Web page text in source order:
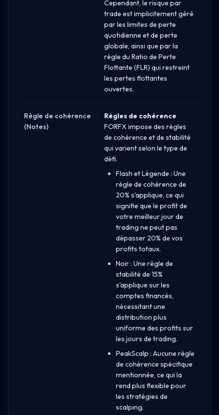
Cependant, le risque par
trade est implicitement géré
par les limites de perte
quotidienne et de perte
globale, ainsi que par la
règle du Ratio de Perte
Flottante (FLR) qui restreint
les pertes flottantes
ouvertes.
Règle de cohérence
(Notes)
Règles de cohérence
FORFX impose des règles
de cohérence et de stabilité
qui varient selon le type de
défi.
Flash et Légende : Une
règle de cohérence de
20% s'applique, ce qui
signifie que le profit de
votre meilleur jour de
trading ne peut pas
dépasser 20% de vos
profits totaux.
Noir : Une règle de
stabilité de 15%
s'applique sur les
comptes financés,
nécessitant une
distribution plus
uniforme des profits sur
les jours de trading.
PeakScalp : Aucune règle
de cohérence spécifique
mentionnée, ce qui la
rend plus flexible pour
les stratégies de
scalping.